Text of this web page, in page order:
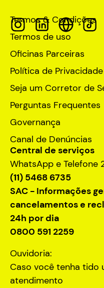
Termos & Condições
Termos de uso
Oficinas Parceiras
Política de Privacidade
Seja um Corretor de
Perguntas Frequentes
Governança
Canal de Denúncias
Central de serviços
WhatsApp e Telefone
(11) 5468 6735
SAC - Informações
cancelamentos e
24h por dia
0800 591 2259
Ouvidoria:
Caso você tenha tido
atendimento